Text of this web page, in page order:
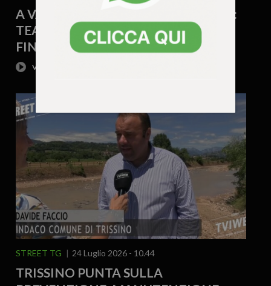
A VALDAGNO UN’ESTATE DI EVENTI:
TEATRO, MUSICA, FOOD E CULTURA
FINO A SETTEMBRE
STREET TG 24 Luglio 2026 - 10.44
TRISSINO PUNTA SULLA